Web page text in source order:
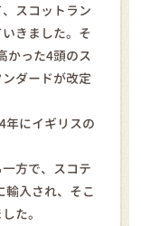
スコットラン
きました。そ
かった4頭のス
ダードが改定
年にイギリスの
方で、スコテ
輸入され、そこ
た。